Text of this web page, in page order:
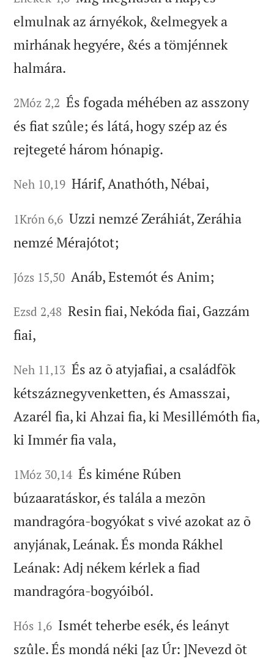
elmulnak az árnyékok, &elmegyek a
mirhának hegyére, &és a tömjénnek
halmára.
2Móz 2,2 És fogada méhében az asszony
és fiat szûle; és látá, hogy szép az és
rejtegeté három hónapig.
Neh 10,19 Hárif, Anathóth, Nébai,
1Krón 6,6 Uzzi nemzé Zeráhiát, Zeráhia
nemzé Mérajótot;
Józs 15,50 Anáb, Estemót és Anim;
Ezsd 2,48 Resin fiai, Nekóda fiai, Gazzám
fiai,
Neh 11,13 És az õ atyjafiai, a családfõk
kétszáznegyvenketten, és Amasszai,
Azarél fia, ki Ahzai fia, ki Mesillémóth fia,
ki Immér fia vala,
1Móz 30,14 És kiméne Rúben
búzaaratáskor, és talála a mezõn
mandragóra-bogyókat s vivé azokat az õ
anyjának, Leának. És monda Rákhel
Leának: Adj nékem kérlek a fiad
mandragóra-bogyóiból.
Hós 1,6 Ismét teherbe esék, és leányt
szûle. És mondá néki [az Úr: ]Nevezd õt